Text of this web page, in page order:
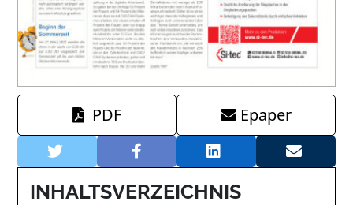
PDF Epaper
INHALTSVERZEICHNIS